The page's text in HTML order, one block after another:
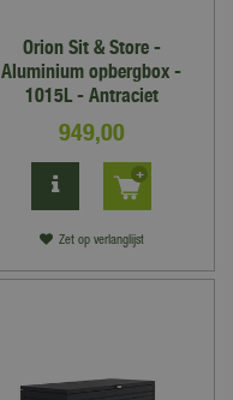
Orion Sit & Store -
Aluminium opbergbox -
1015L - Antraciet
949,00
Zet op verlanglijst